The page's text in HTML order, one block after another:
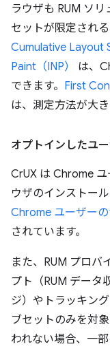
ラウザも RUM ソ
セットが限定され
Cumulative Layout
Paint（INP）
は、
できます。 First
は、測定方法が大
オプトインしたユ
CrUX は Chrome
ウザのインストー
Chrome ユーザー
されています。
また、RUM プロバ
プト（RUM データ
ジ）やトラッキン
ブセットのみを対
われない場合、一